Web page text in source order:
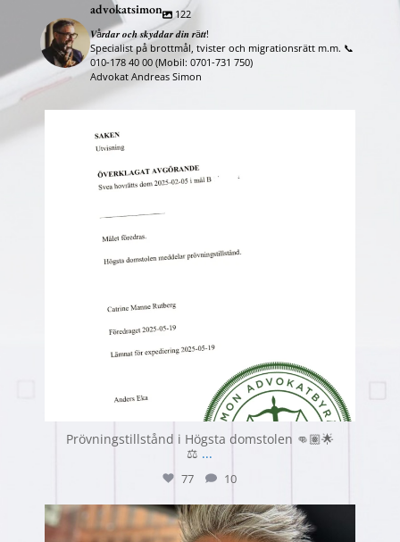
advokatsimon
122
𝑽å𝒓𝒅𝒂𝒓 𝒐𝒄𝒉 𝒔𝒌𝒚𝒅𝒅𝒂𝒓 𝒅𝒊𝒏 𝒓ä𝒕𝒕!
Specialist på brottmål, tvister och migrationsrätt m.m. 📞
010-178 40 00 (Mobil: 0701-731 750)
Advokat Andreas Simon
Prövningstillstånd i Högsta domstolen 👊🏽🌟
⚖️ ...
77 10
advokatsimon
Jul 11